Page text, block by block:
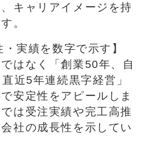
キャリアイメージを持
。
・実績を数字で示す】
ではなく「創業50年、自
近5年連続黒字経営」
安定性をアピールしま
は受注実績や完工高推
社の成長性を示してい